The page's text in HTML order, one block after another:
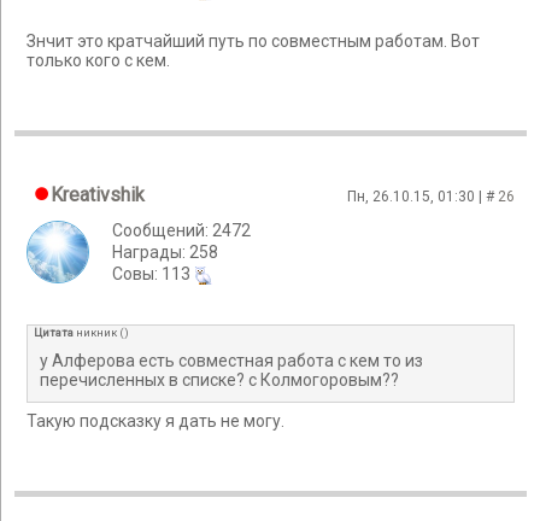
Знчит это кратчайший путь по совместным работам. Вот
только кого с кем.
Kreativshik Пн, 26.10.15, 01:30 | # 26
Сообщений: 2472
Награды: 258
Cовы: 113
Цитата никник ()
у Алферова есть совместная работа с кем то из
перечисленных в списке? с Колмогоровым??
Такую подсказку я дать не могу.